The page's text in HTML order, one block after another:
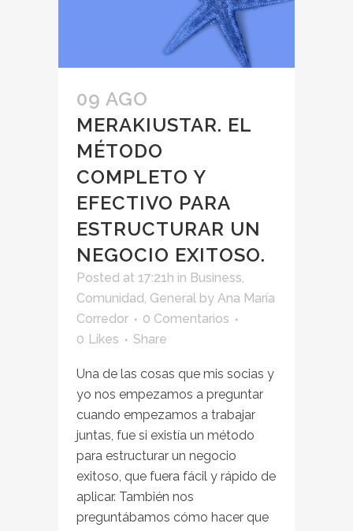
09 AGO
MERAKIUSTAR. EL
MÉTODO
COMPLETO Y
EFECTIVO PARA
ESTRUCTURAR UN
NEGOCIO EXITOSO.
Posted at 17:21h in Business,
Comunidad, General by Ana María
Corredor
0 Comentarios
0 Likes Share
Una de las cosas que mis socias y
yo nos empezamos a preguntar
cuando empezamos a trabajar
juntas, fue si existía un método
para estructurar un negocio
exitoso, que fuera fácil y rápido de
aplicar. También nos
preguntábamos cómo hacer que